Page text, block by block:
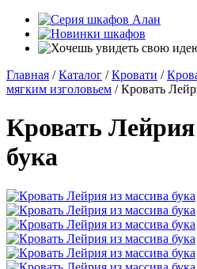
Главная / Каталог / Кровати /
мягким изголовьем / Кровать
Кровать
бука